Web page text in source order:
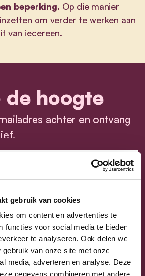
gebruik van cookies
om content en advertenties te
functies voor social media te bieden
te analyseren. Ook delen we
gebruik van onze site met onze
media, adverteren en analyse. Deze
gegevens combineren met andere
beperking. Op die manier
om verder te werken aan
van iedereen.
de hoogte
achter en ontvang
de privacyvoorwaarden.
te raadplegen